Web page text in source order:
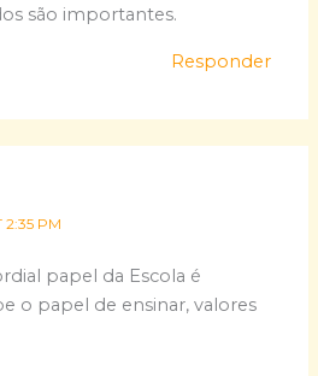
são importantes.
Responder
2:35 PM
papel da Escola é
o papel de ensinar, valores